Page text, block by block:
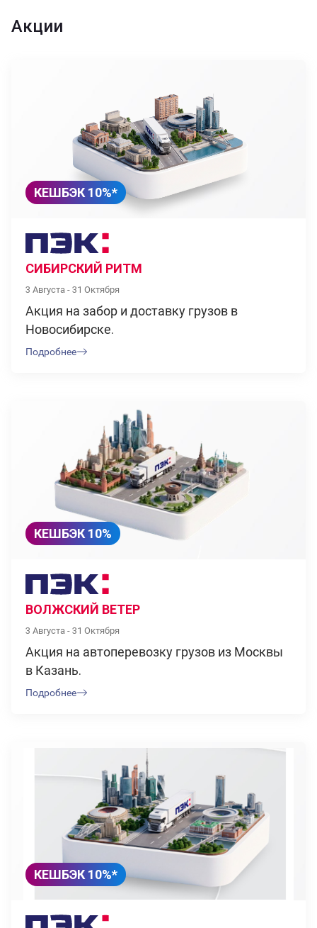
Акции
КЕШБЭК 10%*
СИБИРСКИЙ РИТМ
3 Августа - 31 Октября
Акция на забор и доставку грузов в
Новосибирске.
Подробнее
КЕШБЭК 10%
ВОЛЖСКИЙ ВЕТЕР
3 Августа - 31 Октября
Акция на автоперевозку грузов из Москвы
в Казань.
Подробнее
КЕШБЭК 10%*